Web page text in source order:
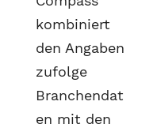
kombiniert
den Angaben
zufolge
Branchendat
en mit den